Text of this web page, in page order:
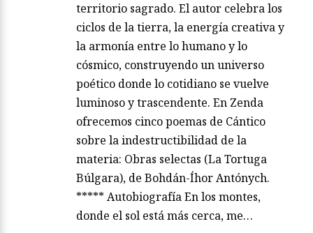
territorio sagrado. El autor celebra los
ciclos de la tierra, la energía creativa y
la armonía entre lo humano y lo
cósmico, construyendo un universo
poético donde lo cotidiano se vuelve
luminoso y trascendente. En Zenda
ofrecemos cinco poemas de Cántico
sobre la indestructibilidad de la
materia: Obras selectas (La Tortuga
Búlgara), de Bohdán-Íhor Antónych.
***** Autobiografía En los montes,
donde el sol está más cerca, me…